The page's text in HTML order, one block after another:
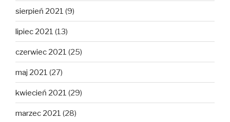
sierpień 2021 (9)
lipiec 2021 (13)
czerwiec 2021 (25)
maj 2021 (27)
kwiecień 2021 (29)
marzec 2021 (28)